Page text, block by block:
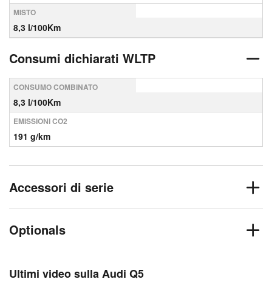
MISTO
8,3 l/100Km
Consumi dichiarati WLTP
CONSUMO COMBINATO
8,3 l/100Km
EMISSIONI CO2
191 g/km
Accessori di serie
Optionals
Ultimi video sulla Audi Q5